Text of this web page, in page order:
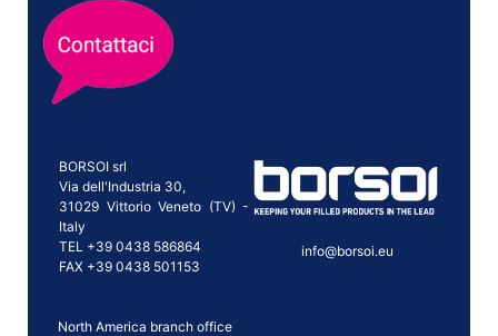
BORSOI srl
Via dell'Industria 30,
31029 Vittorio Veneto (TV) -
Italy
TEL +39 0438 586864
FAX +39 0438 501153
North America branch office
info@borsoi.eu